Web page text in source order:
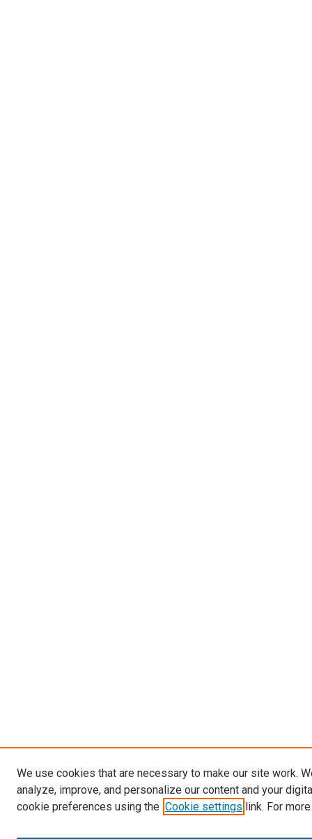
We use cookies that are necessary to make our site work.
analyze, improve, and personalize our content and your
cookie preferences using the Cookie settings link. For